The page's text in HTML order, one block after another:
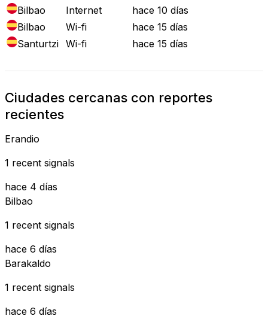
Bilbao
Internet
hace 10 días
Bilbao
Wi-fi
hace 15 días
Santurtzi Wi-fi hace 15 días
Ciudades cercanas con reportes
recientes
Erandio
1 recent signals
hace 4 días
Bilbao
1 recent signals
hace 6 días
Barakaldo
1 recent signals
hace 6 días